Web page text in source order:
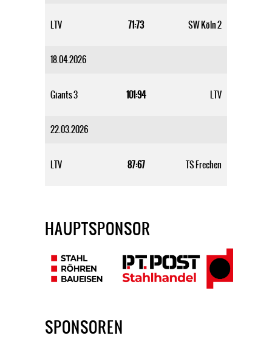
71:73
LTV SW Köln 2
18.04.2026
101:94
Giants 3 LTV
22.03.2026
87:67
LTV TS Frechen
HAUPTSPONSOR
SPONSOREN